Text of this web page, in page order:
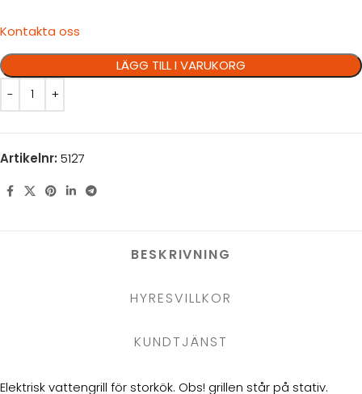
Kontakta oss
LÄGG TILL I VARUKORG
Artikelnr: 5127
BESKRIVNING
HYRESVILLKOR
KUNDTJÄNST
Elektrisk vattengrill för storkök. Obs! grillen står på stativ.